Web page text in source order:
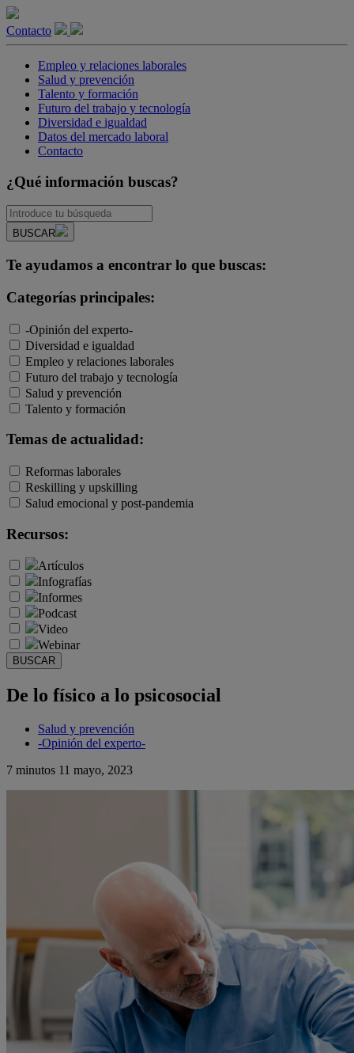
Contacto
Empleo y relaciones laborales
Salud y prevención
Talento y formación
Futuro del trabajo y tecnología
Diversidad e igualdad
Datos del mercado laboral
Contacto
¿Qué información buscas?
BUSCAR
Te ayudamos a encontrar lo que buscas:
Categorías principales:
-Opinión del experto-
Diversidad e igualdad
Empleo y relaciones laborales
Futuro del trabajo y tecnología
Salud y prevención
Talento y formación
Temas de actualidad:
Reformas laborales
Reskilling y upskilling
Salud emocional y post-pandemia
Recursos:
Artículos
Infografías
Informes
Podcast
Video
Webinar
BUSCAR
De lo físico a lo psicosocial
Salud y prevención
-Opinión del experto-
7 minutos 11 mayo, 2023